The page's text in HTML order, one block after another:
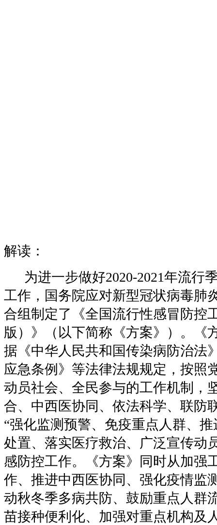
解读：
为进一步做好2020-2021年流行
工作，国务院应对新型冠状病毒肺
合组制定了《全国流行性感冒防控
版）》（以下简称《方案》）。《
据《中华人民共和国传染病防治法
应急条例》等法律法规规定，按照
动员社会、全民参与的工作机制，
合、中西医协同、依法科学、联防
“强化监测预警、免疫重点人群、
处置、落实医疗救治、广泛宣传动
感防控工作。《方案》同时从加强
作、推进中西医协同、强化疫情监
动秋冬季多病共防、鼓励重点人群
苗接种便利化、加强对重点机构及